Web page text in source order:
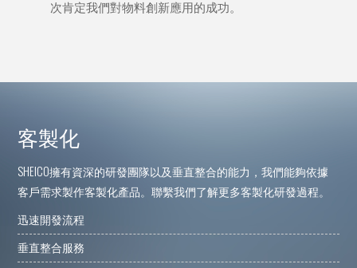
次肯定我們對物料創新應用的成功。
客製化
SHEICO擁有資深的研發團隊以及垂直整合的能力，我們能夠依據
客戶需求製作客製化產品。聯繫我們了解更多客製化研發過程。
迅速開發流程
垂直整合服務